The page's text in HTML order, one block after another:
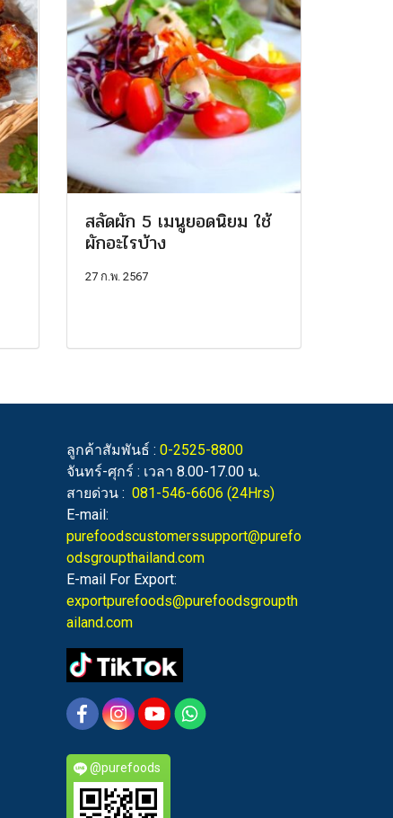
สลัดผัก 5 เมนูยอดนิยม ใช้
ผักอะไรบ้าง
27 ก.พ. 2567
ลูกค้าสัมพันธ์ : 0-2525-8800
จันทร์-ศุกร์ : เวลา 8.00-17.00 น.
สายด่วน : 081-546-6606 (24Hrs)
E-mail:
purefoodscustomerssupport@purefo
odsgroupthailand.com
E-mail For Export:
exportpurefoods@purefoodsgroupth
ailand.com
@purefoods